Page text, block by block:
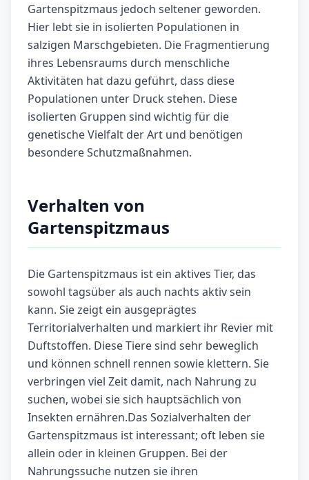
Gartenspitzmaus jedoch seltener geworden.
Hier lebt sie in isolierten Populationen in
salzigen Marschgebieten. Die Fragmentierung
ihres Lebensraums durch menschliche
Aktivitäten hat dazu geführt, dass diese
Populationen unter Druck stehen. Diese
isolierten Gruppen sind wichtig für die
genetische Vielfalt der Art und benötigen
besondere Schutzmaßnahmen.
Verhalten von
Gartenspitzmaus
Die Gartenspitzmaus ist ein aktives Tier, das
sowohl tagsüber als auch nachts aktiv sein
kann. Sie zeigt ein ausgeprägtes
Territorialverhalten und markiert ihr Revier mit
Duftstoffen. Diese Tiere sind sehr beweglich
und können schnell rennen sowie klettern. Sie
verbringen viel Zeit damit, nach Nahrung zu
suchen, wobei sie sich hauptsächlich von
Insekten ernähren.Das Sozialverhalten der
Gartenspitzmaus ist interessant; oft leben sie
allein oder in kleinen Gruppen. Bei der
Nahrungssuche nutzen sie ihren